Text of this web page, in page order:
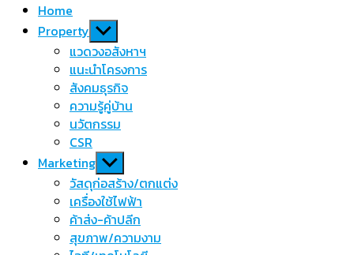
Home
Property Show
sub
menu
แวดวงอสังหาฯ
แนะนำโครงการ
สังคมธุรกิจ
ความรู้คู่บ้าน
นวัตกรรม
CSR
Marketing Show
sub
menu
วัสดุก่อสร้าง/ตกแต่ง
เครื่องใช้ไฟฟ้า
ค้าส่ง-ค้าปลีก
สุขภาพ/ความงาม